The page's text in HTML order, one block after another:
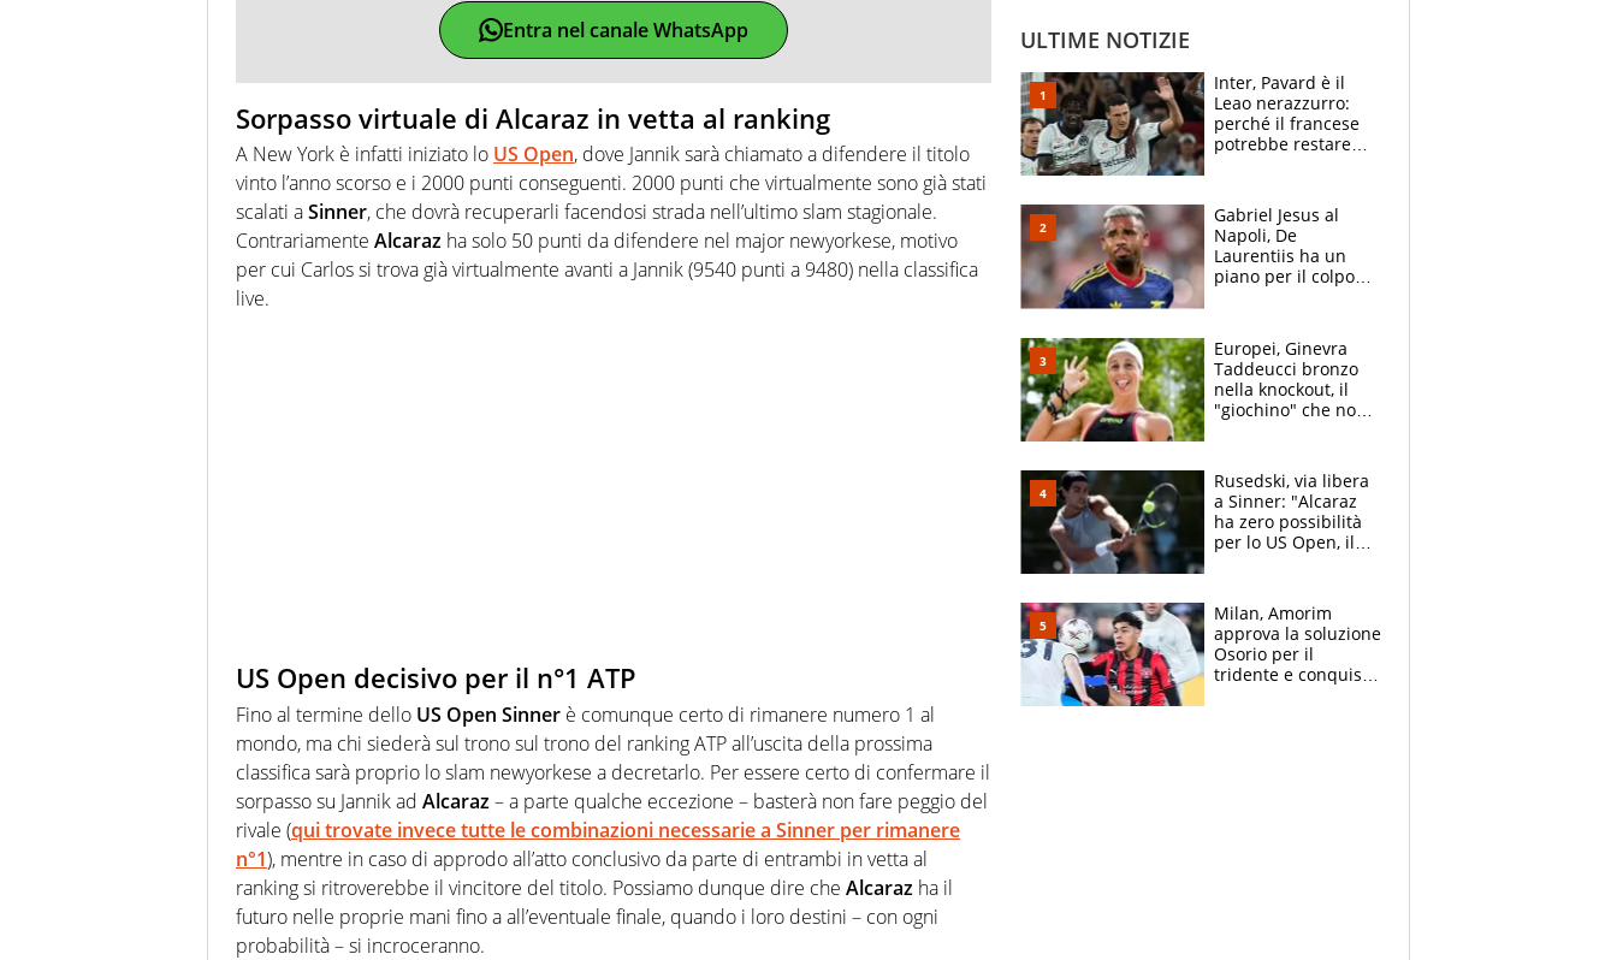
Entra nel canale WhatsApp
Sorpasso virtuale di Alcaraz in vetta al ranking
A New York è infatti iniziato lo US Open, dove Jannik sarà chiamato a difendere il titolo
vinto l’anno scorso e i 2000 punti conseguenti. 2000 punti che virtualmente sono già stati
scalati aSinner, che dovrà recuperarli facendosi strada nell’ultimo slam stagionale.
Contrariamente Alcaraz ha solo 50 punti da difendere nel major newyorkese, motivo
per cui Carlos si trova già virtualmente avanti a Jannik (9540 punti a 9480) nella classifica
live.
US Open decisivo per il n°1 ATP
Fino al termine dello US Open Sinner è comunque certo di rimanere numero 1 al
mondo, ma chi siederà sul trono sul trono del ranking ATP all’uscita della prossima
classifica sarà proprio lo slam newyorkese a decretarlo. Per essere certo di confermare il
sorpasso su Jannik ad Alcaraz– a parte qualche eccezione – basterà non fare peggio del
rivale (qui trovate invece tutte le combinazioni necessarie a Sinner per rimanere
n°1), mentre in caso di approdo all’atto conclusivo da parte di entrambi in vetta al
ranking si ritroverebbe il vincitore del titolo. Possiamo dunque dire che Alcaraz ha il
futuro nelle proprie mani fino a all’eventuale finale, quando i loro destini – con ogni
probabilità – si incroceranno.
ULTIME NOTIZIE
Inter, Pavard è il
Leao nerazzurro:
perché il francese
potrebbe restare
Gabriel Jesus al
Napoli, De
Laurentiis ha un
piano per il colpo
Lucca
Europei, Ginevra
Taddeucci bronzo
nella knockout, il
"giochino" che non
Rusedski, via libera
a Sinner: "Alcaraz
ha zero possibilità
per lo US Open, il
Milan, Amorim
approva la soluzione
Osorio per il
tridente e conquista